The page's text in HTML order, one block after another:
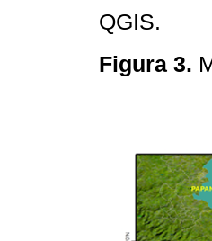
QGIS.
Figura 3.